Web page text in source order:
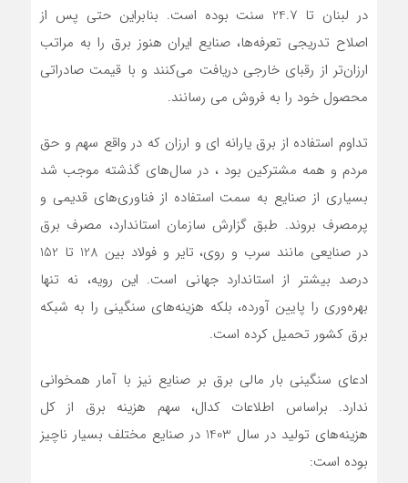
در لبنان تا 24.7 سنت بوده است. بنابراین حتی پس از
اصلاح تدریجی تعرفه‌ها، صنایع ایران هنوز برق را به مراتب
ارزان‌تر از رقبای خارجی دریافت می‌کنند و با قیمت صادراتی
محصول خود را به فروش می رسانند.
تداوم استفاده از برق یارانه‌ ای و ارزان که در واقع سهم و حق
مردم و همه مشترکین بود ، در سال‌های گذشته موجب شد
بسیاری از صنایع به سمت استفاده از فناوری‌های قدیمی و
پرمصرف بروند. طبق گزارش سازمان استاندارد، مصرف برق
در صنایعی مانند سرب و روی، تایر و فولاد بین 128 تا 152
درصد بیشتر از استاندارد جهانی است. این رویه، نه تنها
بهره‌وری را پایین آورده، بلکه هزینه‌های سنگینی را به شبکه
برق کشور تحمیل کرده است.
ادعای سنگینی بار مالی برق بر صنایع نیز با آمار همخوانی
ندارد. براساس اطلاعات کدال، سهم هزینه برق از کل
هزینه‌های تولید در سال 1403 در صنایع مختلف بسیار ناچیز
بوده است: